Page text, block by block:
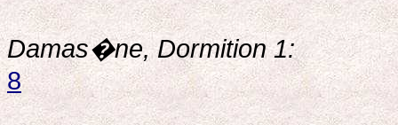
Damas�ne, Dormition 1:
8